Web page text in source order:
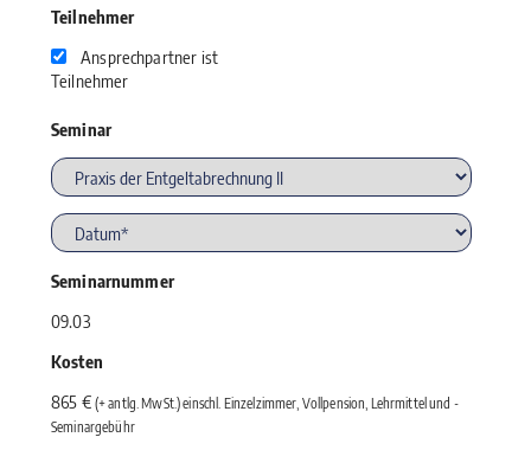
Teilnehmer
Ansprechpartner ist
Teilnehmer
Seminar
Seminarnummer
09.03
Kosten
865 € (+ antlg. MwSt.) einschl. Einzelzimmer, Vollpension, Lehrmittel und ­
Seminargebühr